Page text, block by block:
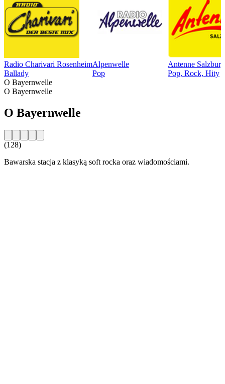
Radio Charivari Rosenheim
Ballady
Alpenwelle
Pop
Antenne Salzburg
Pop, Rock, Hity
O Bayernwelle
O Bayernwelle
O Bayernwelle
(128)
Bawarska stacja z klasyką soft rocka oraz wiadomościami.